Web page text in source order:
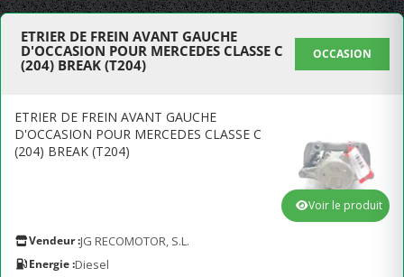
ETRIER DE FREIN AVANT GAUCHE
D'OCCASION POUR MERCEDES CLASSE C
(204) BREAK (T204)
OCCASION
ETRIER DE FREIN AVANT GAUCHE
D'OCCASION POUR MERCEDES CLASSE C
(204) BREAK (T204)
Vendeur :JG RECOMOTOR, S.L.
Energie :Diesel
Voir le produit